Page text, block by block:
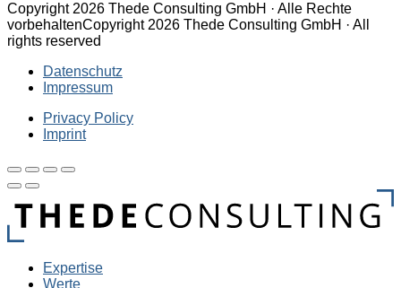
Copyright 2026 Thede Consulting GmbH · Alle Rechte
vorbehaltenCopyright 2026 Thede Consulting GmbH · All
rights reserved
Datenschutz
Impressum
Privacy Policy
Imprint
Expertise
Werte